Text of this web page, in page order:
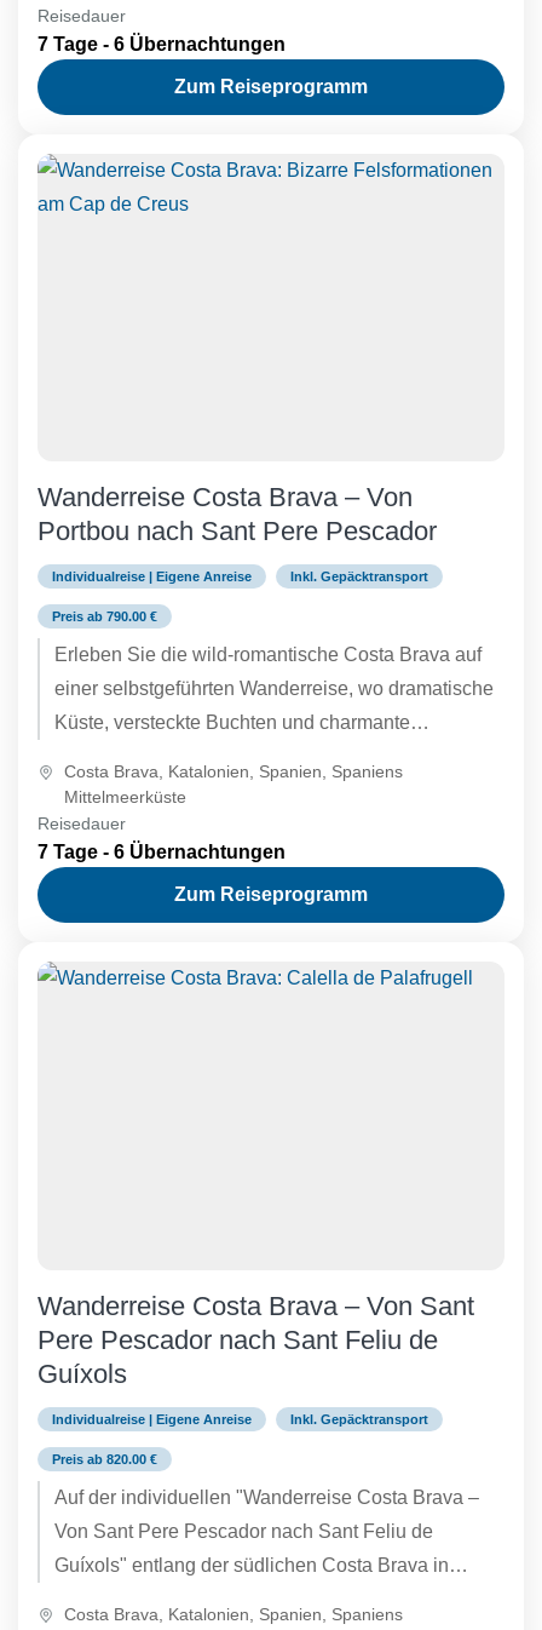
begehrt: versteckte Buchten, großartige
Klippenpfade, charmante kleine Fischerorte.
Reisedauer
7 Tage - 6 Übernachtungen
Zum Reiseprogramm
Wanderreise Costa Brava – Von
Portbou nach Sant Pere Pescador
Individualreise | Eigene Anreise Inkl. Gepäcktransport
Preis ab 790.00 €
Erleben Sie die wild-romantische Costa Brava auf
einer selbstgeführten Wanderreise, wo dramatische
Küste, versteckte Buchten und charmante
Spuren von Dalí,...
Costa Brava, Katalonien, Spanien, Spaniens
Mittelmeerküste
Reisedauer
7 Tage - 6 Übernachtungen
Zum Reiseprogramm
Wanderreise Costa Brava – Von Sant
Pere Pescador nach Sant Feliu de
Guíxols
Individualreise | Eigene Anreise Inkl. Gepäcktransport
Preis ab 820.00 €
Auf der individuellen "Wanderreise Costa Brava –
Von Sant Pere Pescador nach Sant Feliu de
Guíxols" entlang der südlichen Costa Brava in
Costa Brava Katalonien Spanien Spaniens